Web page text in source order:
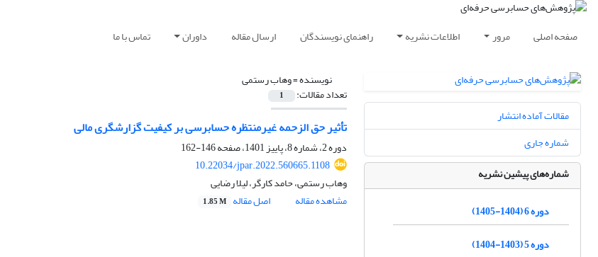
صفحه اصلی مرور اطلاعات نشریه راهنمای نویسندگان ارسال مقاله داوران تماس با ما
نویسنده =وهاب رستمی
تعداد مقالات: 1
تأثیر حق الزحمه غیرمنتظره حسابرسی بر کیفیت گزارشگری مالی
دوره 2، شماره 8، پاییز 1401، صفحه
146-162
10.22034/jpar.2022.560665.1108
وهاب رستمی، حامد کارگر، لیلا رضایی
مشاهده مقاله
اصل مقاله 1.85 M
مقالات آماده انتشار
شماره جاری
شماره‌های پیشین نشریه
دوره 6 (1404-1405)
دوره 5 (1403-1404)